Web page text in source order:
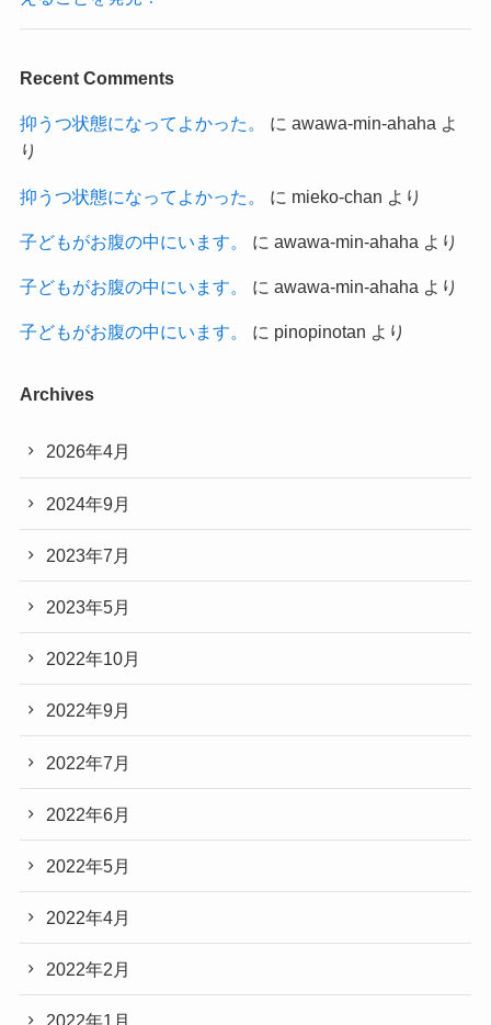
Recent Comments
抑うつ状態になってよかった。 に awawa-min-ahaha よ
り
抑うつ状態になってよかった。 に mieko-chan より
子どもがお腹の中にいます。 に awawa-min-ahaha より
子どもがお腹の中にいます。 に awawa-min-ahaha より
子どもがお腹の中にいます。 に pinopinotan より
Archives
2026年4月
2024年9月
2023年7月
2023年5月
2022年10月
2022年9月
2022年7月
2022年6月
2022年5月
2022年4月
2022年2月